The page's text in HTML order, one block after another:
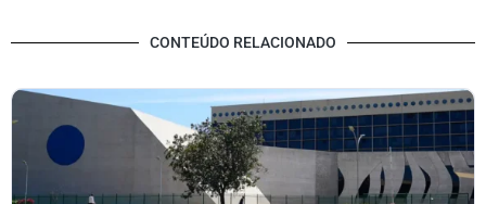
CONTEÚDO RELACIONADO